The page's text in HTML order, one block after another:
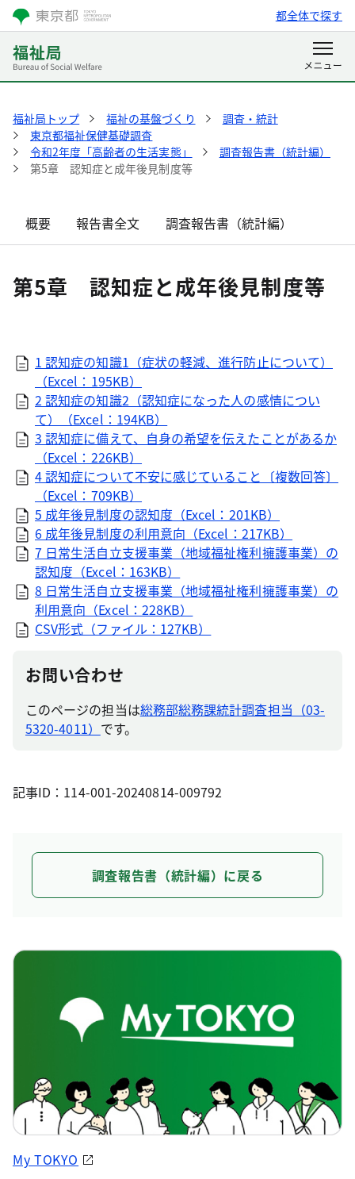
都全体で探す
福祉局トップ 福祉の基盤づくり
調査・統計
東京都福祉保健基礎調査
令和2年度「高齢者の生活実態」
調査報告書（統計編）
第5章 認知症と成年後見制度等
概要 報告書全文 調査報告書（統計編）
第5章 認知症と成年後見制度等
1 認知症の知識1（症状の軽減、進行防止について）
（Excel：195KB）
2 認知症の知識2（認知症になった人の感情につい
て）（Excel：194KB）
3 認知症に備えて、自身の希望を伝えたことがあるか
（Excel：226KB）
4 認知症について不安に感じていること〔複数回答〕
（Excel：709KB）
5 成年後見制度の認知度（Excel：201KB）
6 成年後見制度の利用意向（Excel：217KB）
7 日常生活自立支援事業（地域福祉権利擁護事業）の
認知度（Excel：163KB）
8 日常生活自立支援事業（地域福祉権利擁護事業）の
利用意向（Excel：228KB）
CSV形式（ファイル：127KB）
お問い合わせ
このページの担当は総務部総務課統計調査担当（03-
5320-4011） です。
記事ID：114-001-20240814-009792
調査報告書（統計編）に戻る
My TOKYO